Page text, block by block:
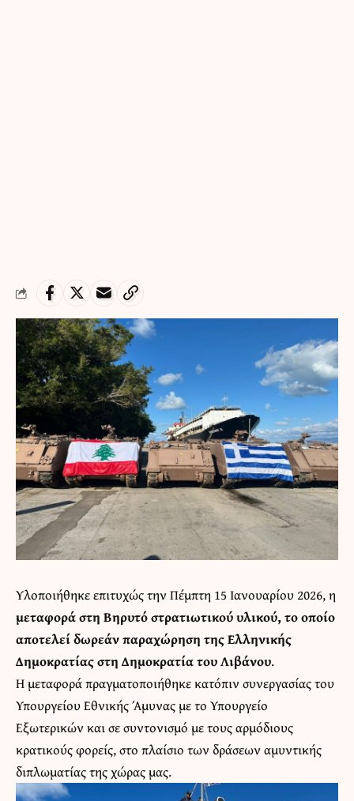
Υλοποιήθηκε επιτυχώς την Πέμπτη 15 Ιανουαρίου 2026, η
μεταφορά στη Βηρυτό στρατιωτικού υλικού, το οποίο
αποτελεί δωρεάν παραχώρηση της Ελληνικής
Δημοκρατίας στη Δημοκρατία του Λιβάνου.
Η μεταφορά πραγματοποιήθηκε κατόπιν συνεργασίας του
Υπουργείου Εθνικής Άμυνας με το Υπουργείο
Εξωτερικών και σε συντονισμό με τους αρμόδιους
κρατικούς φορείς, στο πλαίσιο των δράσεων αμυντικής
διπλωματίας της χώρας μας.